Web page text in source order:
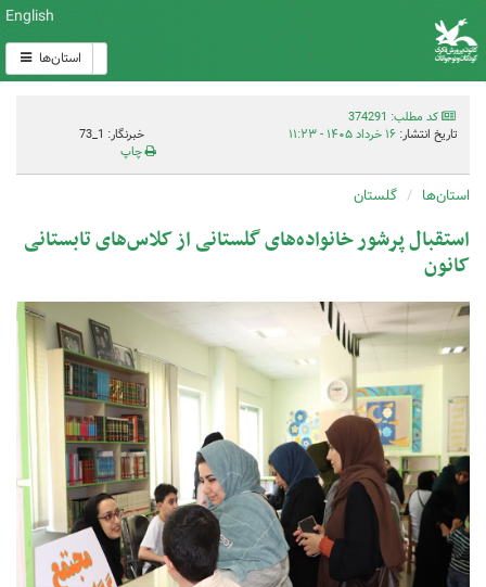
English
استان‌ها
کد مطلب: 374291
تاریخ انتشار: ۱۶ خرداد ۱۴۰۵ - ۱۱:۲۳
خبرنگار: 1_73
چاپ
استان‌ها گلستان
استقبال پرشور خانواده‌های گلستانی از کلاس‌های تابستانی
کانون